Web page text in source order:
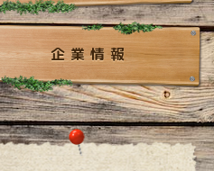
企 業 情 報